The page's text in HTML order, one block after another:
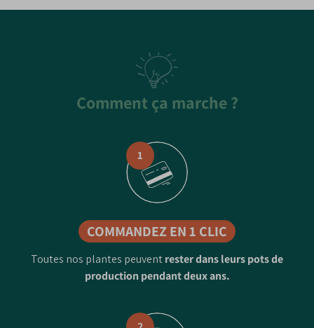
Comment ça marche ?
1
COMMANDEZ EN 1 CLIC
Toutes nos plantes peuventrester dans leurs pots de
production pendant deux ans.